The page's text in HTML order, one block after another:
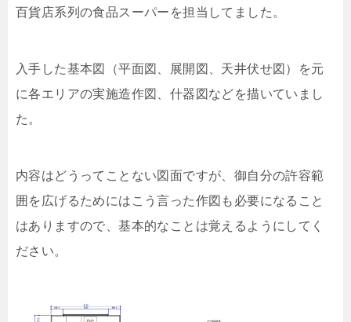
百貨店系列の食品スーパーを担当してました。
入手した基本図（平面図、展開図、天井伏せ図）を元
に各エリアの実施造作図、什器図などを描いていまし
た。
内容はどうってことない図面ですが、御自分の許容範
囲を広げるためにはこう言った作図も必要になること
はありますので、基本的なことは覚えるようにしてく
ださい。